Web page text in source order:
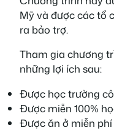
Mỹ và được các tổ
ra bảo trợ.
Tham gia chương
những lợi ích sau:
Được học trường
Được miễn 100%
Được ăn ở miễn phí